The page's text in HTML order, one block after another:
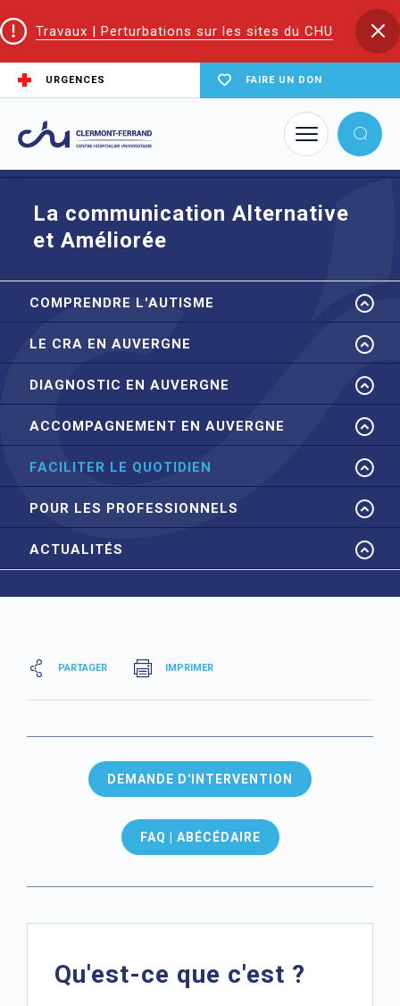
Travaux | Perturbations sur les sites du CHU
URGENCES FAIRE UN DON
Accueil
Le CRA en Auvergne
La communication Alternative
et Améliorée
COMPRENDRE L'AUTISME
LE CRA EN AUVERGNE
DIAGNOSTIC EN AUVERGNE
ACCOMPAGNEMENT EN AUVERGNE
FACILITER LE QUOTIDIEN
POUR LES PROFESSIONNELS
ACTUALITÉS
PARTAGER IMPRIMER
DEMANDE D'INTERVENTION
FAQ | ABÉCÉDAIRE
Qu'est-ce que c'est ?